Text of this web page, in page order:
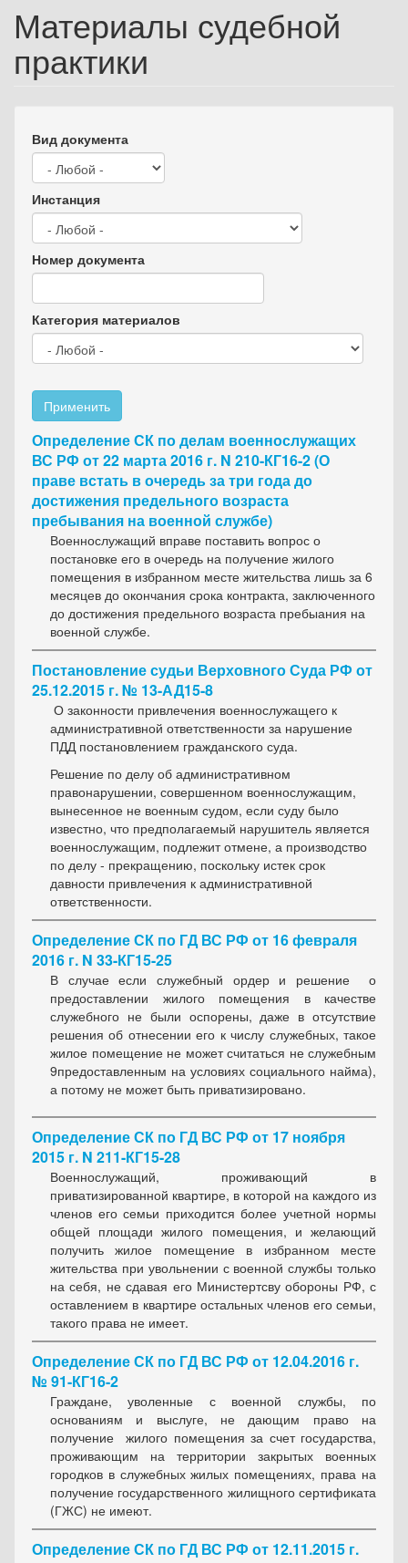
Материалы судебной
практики
Вид документа
Инстанция
Номер документа
Категория материалов
Применить
Определение СК по делам военнослужащих
ВС РФ от 22 марта 2016 г. N 210-КГ16-2 (О
праве встать в очередь за три года до
достижения предельного возраста
пребывания на военной службе)
Военнослужащий вправе поставить вопрос о
постановке его в очередь на получение жилого
помещения в избранном месте жительства лишь за 6
месяцев до окончания срока контракта, заключенного
до достижения предельного возраста пребыания на
военной службе.
Постановление судьи Верховного Суда РФ от
25.12.2015 г. № 13-АД15-8
О законности привлечения военнослужащего к
административной ответственности за нарушение
ПДД постановлением гражданского суда.
Решение по делу об административном
правонарушении, совершенном военнослужащим,
вынесенное не военным судом, если суду было
известно, что предполагаемый нарушитель является
военнослужащим, подлежит отмене, а производство
по делу - прекращению, поскольку истек срок
давности привлечения к административной
ответственности.
Определение СК по ГД ВС РФ от 16 февраля
2016 г. N 33-КГ15-25
В случае если служебный ордер и решение о
предоставлении жилого помещения в качестве
служебного не были оспорены, даже в отсутствие
решения об отнесении его к числу служебных, такое
жилое помещение не может считаться не служебным
9предоставленным на условиях социального найма),
а потому не может быть приватизировано.
Определение СК по ГД ВС РФ от 17 ноября
2015 г. N 211-КГ15-28
Военнослужащий, проживающий в
приватизированной квартире, в которой на каждого из
членов его семьи приходится более учетной нормы
общей площади жилого помещения, и желающий
получить жилое помещение в избранном месте
жительства при увольнении с военной службы только
на себя, не сдавая его Министертсву обороны РФ, с
оставлением в квартире остальных членов его семьи,
такого права не имеет.
Определение СК по ГД ВС РФ от 12.04.2016 г.
№ 91-КГ16-2
Граждане, уволенные с военной службы, по
основаниям и выслуге, не дающим право на
получение жилого помещения за счет государства,
проживающим на территории закрытых военных
городков в служебных жилых помещениях, права на
получение государственного жилищного сертификата
(ГЖС) не имеют.
Определение СК по ГД ВС РФ от 12.11.2015 г.